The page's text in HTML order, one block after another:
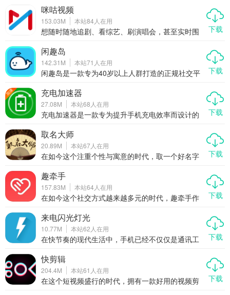
个对的人。心恋作为一款专注于打造真实、安全、
有趣交友体验的社交APP，正逐渐成为单身人群心
中的“恋爱加速器”。它不仅提供视频、语音、文字等
多种互动方式，还通过真人认证、智能匹配、动态
分享等功能，让缘分更自然地发生。今天我们就来
聊聊，为什么心恋能成为你脱单路上的贴心助手。
咪咕视频
153.03M 本站84 人在用
想随时随地追剧、看综艺、刷演唱会，甚至实时围
绝对是你的手机里不能少的一款全能型视频APP。
它不只是一个简单的播放器，更像是一个集影视、
体育、综艺、直播于一体的移动娱乐中心。无论你
是剧迷、球迷，还是爱追星的粉丝党，咪咕视频都
能满足你对“好看”的所有想象。今天我们就来好好聊
聊，为什么这款APP能成为越来越多人的追剧看赛
首选。
下载
闲趣岛
142.31M 本站71 人在用
闲趣岛是一款专为40岁以上人群打造的正规社交平
的交友环境。无论你是想找志同道合的朋友一起线
下聚会，还是单身想寻找另一半，亦或是只是想找
人聊聊天、唱唱歌、打发时间，闲趣岛都能满足你
的需求。在这里，你可以加入同城群、兴趣群，结
识真实可靠的同龄人，开启属于你的精彩社交生
活。
下载
充电加速器
27.08M 本站68 人在用
充电加速器是一款专为提升手机充电效率而设计的
过优化手机的充电流程，这款应用让用户的手机在
短时间内恢复更多电量，无论是外出办事、观看视
频、聊天还是约会，都能有效缓解因电量不足带来
的焦虑感。作为一款高效实用的工具类应用，充电
加速器不仅操作简单，而且兼容性强，适用于多种
机型。
下载
取名大师
20.89M 本站67人在用
在如今这个注重个性与寓意的时代，取一个好名字
名、公司命名，还是网名、游戏角色取名，一个好
的名字不仅能带来好运，还能体现个人品味。取名
大师作为一款专业的起名工具类APP，结合了命理
学、五行学、三才五格等传统理论，帮助用户精准
匹配最适合的名字。本文将带你全面了解这款APP
的功能、优势以及使用体验，告诉你为什么它值得
你下载。
下载
趣牵手
157.83M 本站64 人在用
在如今这个社交方式越来越多元的时代，趣牵手作
其真实用户认证、快速匹配机制和丰富多样的互动
玩法，迅速赢得了广大年轻用户的青睐。无论你是
想找朋友聊天解闷，还是渴望遇见那个对的人，趣
牵手都能为你牵线搭桥，开启一段有趣又真实的社
交旅程。
下载
来电闪光灯光
10.77M 本站62 人在用
在快节奏的现代生活中，手机已经不仅仅是通讯工
望它太过喧嚣。来电闪光灯光就是这样一款贴心的
轻量级应用，它能在来电或收到短信时自动触发闪
光灯提醒，既安静又醒目，让你不错过任何重要信
息，又不打扰他人。今天我们就来聊聊这款“来电闪
光灯光”到底有多实用，为什么值得你下载。
下载
快剪辑
204.4M 本站61 人在用
在这个短视频盛行的时代，拥有一款好用的视频剪
下载